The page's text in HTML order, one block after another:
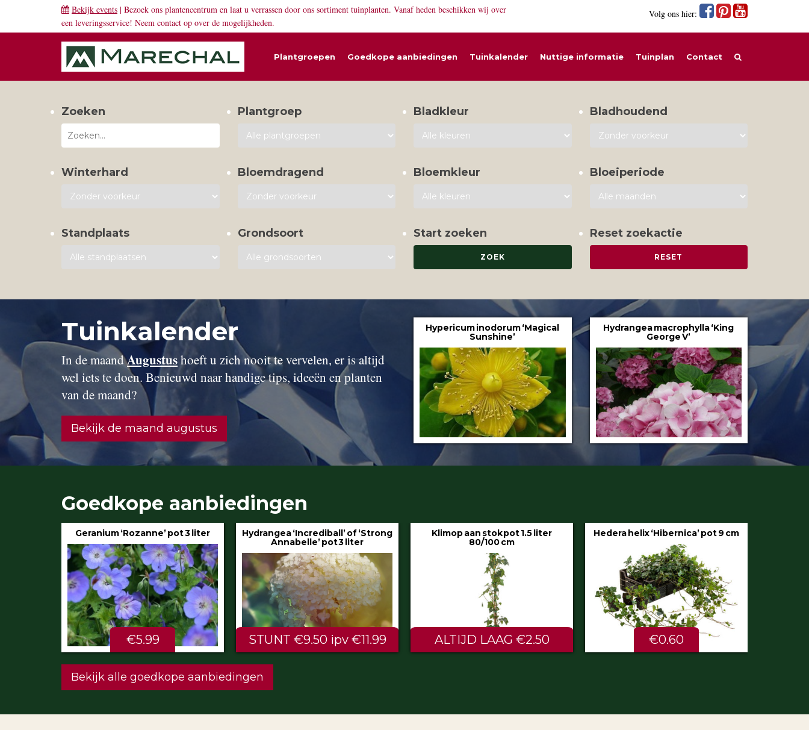
Bekijk events | Bezoek ons plantencentrum en laat u verrassen door ons sortiment tuinplanten. Vanaf heden beschikken wij over
een leveringsservice! Neem contact op over de mogelijkheden.
Volg ons hier:
Plantgroepen Goedkope aanbiedingen Tuinkalender Nuttige informatie Tuinplan Contact
Zoeken Plantgroep Bladkleur Bladhoudend
Winterhard Bloemdragend Bloemkleur Bloeiperiode
Standplaats Grondsoort Start zoeken Reset zoekactie
Tuinkalender
In de maandAugustushoeft u zich nooit te vervelen, er is altijd
wel iets te doen. Benieuwd naar handige tips, ideeën en planten
van de maand?
Bekijk de maand augustus
Hypericum inodorum ‘Magical
Sunshine’
Hydrangea macrophylla ‘King
George V’
Goedkope aanbiedingen
Geranium ‘Rozanne’ pot 3 liter
€5.99
Hydrangea ‘Incrediball’ of ‘Strong
Annabelle’ pot 3 liter
STUNT €9.50 ipv €11.99
Klimop aan stok pot 1.5 liter
80/100 cm
ALTIJD LAAG €2.50
Hedera helix ‘Hibernica’ pot 9 cm
€0.60
Bekijk alle goedkope aanbiedingen